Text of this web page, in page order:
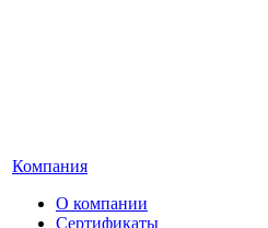
Компания
О компании
Сертификаты